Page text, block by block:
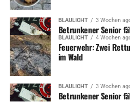
BLAULICHT 3 Wochen
Betrunkener Senior
BLAULICHT 4 Wochen
Feuerwehr: Zwei
im Wald
BLAULICHT 3 Wochen
Betrunkener Senior